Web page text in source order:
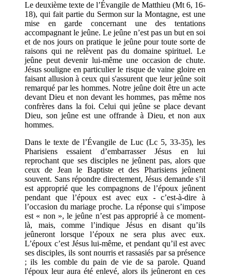
Le deuxième texte de l’Évangile de Matthieu (Mt 6, 16-
18), qui fait partie du Sermon sur la Montagne, est une
mise en garde concernant une des tentations
accompagnant le jeûne. Le jeûne n’est pas un but en soi
et de nos jours on pratique le jeûne pour toute sorte de
raisons qui ne relèvent pas du domaine spirituel. Le
jeûne peut devenir lui-même une occasion de chute.
Jésus souligne en particulier le risque de vaine gloire en
faisant allusion à ceux qui s'assurent que leur jeûne soit
remarqué par les hommes. Notre jeûne doit être un acte
devant Dieu et non devant les hommes, pas même nos
confrères dans la foi. Celui qui jeûne se place devant
Dieu, son jeûne est une offrande à Dieu, et non aux
hommes.
Dans le texte de l’Évangile de Luc (Lc 5, 33-35), les
Pharisiens essaient d’embarrasser Jésus en lui
reprochant que ses disciples ne jeûnent pas, alors que
ceux de Jean le Baptiste et des Pharisiens jeûnent
souvent. Sans répondre directement, Jésus demande s’il
est approprié que les compagnons de l’époux jeûnent
pendant que l’époux est avec eux - c’est-à-dire à
l’occasion du mariage proche. La réponse qui s’impose
est « non », le jeûne n’est pas approprié à ce moment-
là, mais, comme l’indique Jésus en disant qu’ils
jeûneront lorsque l’époux ne sera plus avec eux.
L’époux c’est Jésus lui-même, et pendant qu’il est avec
ses disciples, ils sont nourris et rassasiés par sa présence
; ils les comble du pain de vie de sa parole. Quand
l'époux leur aura été enlevé, alors ils jeûneront en ces